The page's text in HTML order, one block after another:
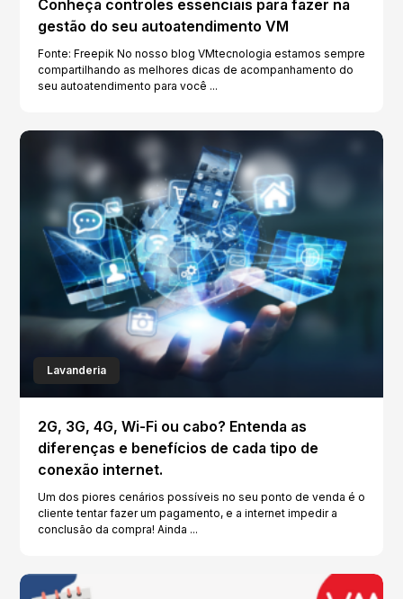
Conheça controles essenciais para fazer na
gestão do seu autoatendimento VM
Fonte: Freepik No nosso blog VMtecnologia estamos sempre
compartilhando as melhores dicas de acompanhamento do
seu autoatendimento para você ...
Lavanderia
2G, 3G, 4G, Wi-Fi ou cabo? Entenda as
diferenças e benefícios de cada tipo de
conexão internet.
Um dos piores cenários possíveis no seu ponto de venda é o
cliente tentar fazer um pagamento, e a internet impedir a
conclusão da compra! Ainda ...